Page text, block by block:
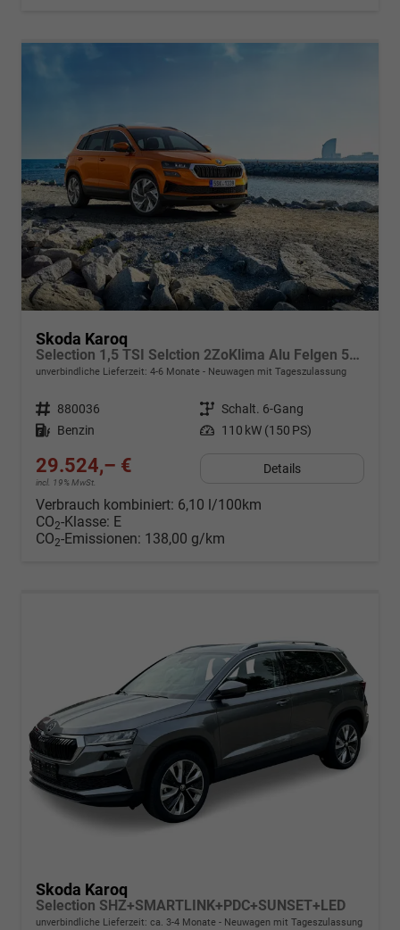
Skoda Karoq
Selection 1,5 TSI Selction 2ZoKlima Alu Felgen 5J Garantie Sitzheizung LED Scheinwerfer Tempomat
unverbindliche Lieferzeit: 4-6 Monate Neuwagen mit Tageszulassung
Fahrzeugnr. 880036 Getriebe Schalt. 6-Gang
Kraftstoff Benzin Leistung 110 kW (150 PS)
29.524,– €
incl. 19% MwSt.
Details
Verbrauch kombiniert: 6,10 l/100km
CO2-Klasse: E
CO2-Emissionen: 138,00 g/km
Skoda Karoq
Selection SHZ+SMARTLINK+PDC+SUNSET+LED
unverbindliche Lieferzeit: ca. 3-4 Monate Neuwagen mit Tageszulassung